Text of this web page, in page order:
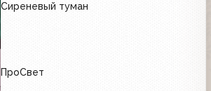
Сиреневый туман
ПроСвет